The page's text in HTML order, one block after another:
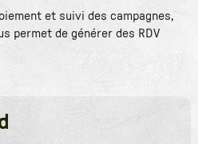
et suivi des campagnes,
permet de générer des RDV